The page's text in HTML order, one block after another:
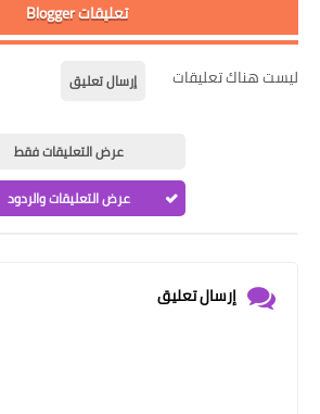
تعليقات Blogger
ليست هناك تعليقات إرسال تعليق
عرض التعليقات فقط
عرض التعليقات والردود
إرسال تعليق